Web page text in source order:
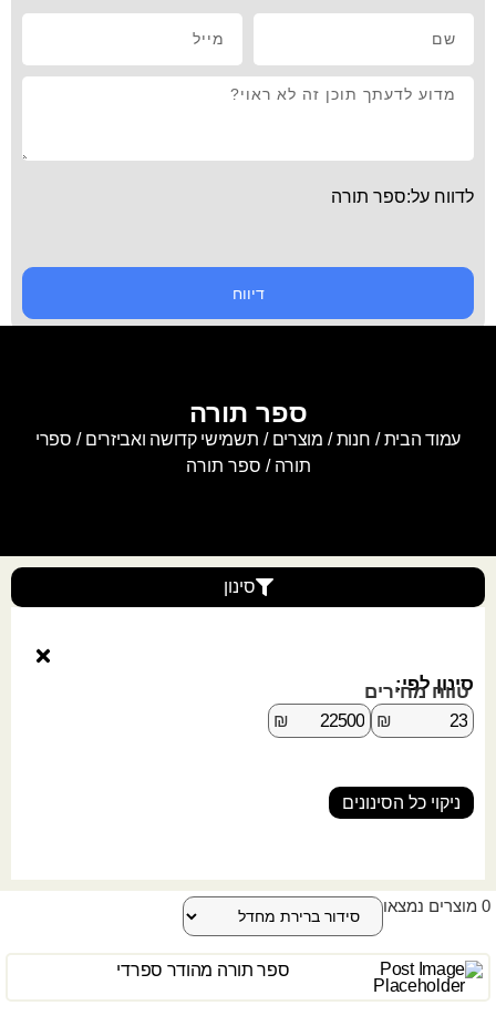
לדווח על:ספר תורה
דיווח
ספר תורה
עמוד הבית/ חנות/ מוצרים / תשמישי קדושה ואביזרים / ספרי
תורה / ספר תורה
סינון
סינון לפי:
טווח מחירים
₪
₪
ניקוי כל הסינונים
0 מוצרים נמצאו
ספר תורה מהודר ספרדי